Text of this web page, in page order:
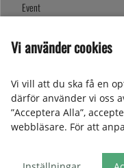
Event
Om oss
Presentkort
2026
Vi använder cookies
Vi vill att du ska få en
därför använder vi oss
”Acceptera Alla”,
webbläsare. För att